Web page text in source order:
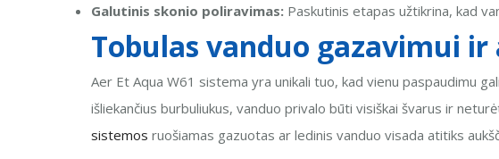
Galutinis skonio poliravimas: Paskutinis etapas užtikrina, kad
Tobulas vanduo gazavimui
Aer Et Aqua W61 sistema yra unikali tuo, kad vienu paspaudimu
išliekančius burbuliukus, vanduo privalo būti visiškai švarus ir
sistemos ruošiamas gazuotas ar ledinis vanduo visada atitiks